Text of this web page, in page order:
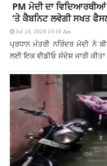
PM ਮੋਦੀ ਦਾ
‘ਤੇ ਕੈਬਨਿਟ ਲਵੇਗੀ ਸਖਤ
Jul 24, 2026 10:10 Am
ਪ੍ਰਧਾਨ ਮੰਤਰੀ ਨਰਿੰਦਰ ਮੋਦੀ ਨੇ
ਲਈ ਇਕ ਵੀਡੀਓ ਸੰਦੇਸ਼ ਜਾਰੀ